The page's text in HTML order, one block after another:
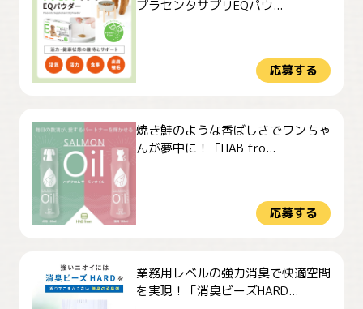
プラセンタサプリEQパウ...
応募する
焼き鮭のような香ばしさでワンちゃ
んが夢中に！「HAB fro...
応募する
業務用レベルの強力消臭で快適空間
を実現！「消臭ビーズHARD...